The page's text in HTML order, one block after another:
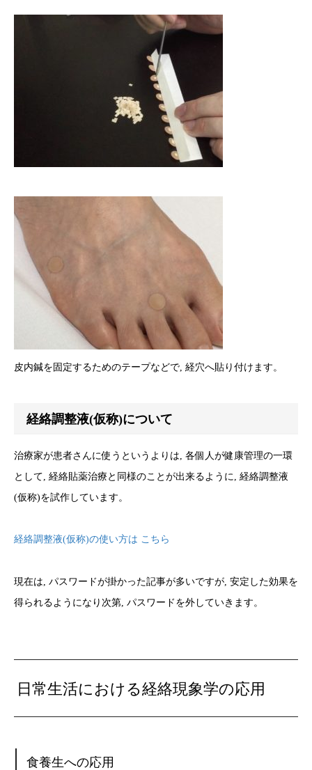
皮内鍼を固定するためのテープなどで, 経穴へ貼り付けます。
経絡調整液(仮称)について
治療家が患者さんに使うというよりは, 各個人が健康管理の一環
として, 経絡貼薬治療と同様のことが出来るように, 経絡調整液
(仮称)を試作しています。
経絡調整液(仮称)の使い方は こちら
現在は, パスワードが掛かった記事が多いですが, 安定した効果を
得られるようになり次第, パスワードを外していきます。
日常生活における経絡現象学の応用
食養生への応用